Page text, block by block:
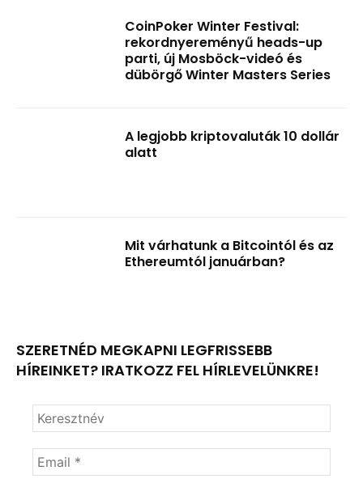
CoinPoker Winter Festival:
rekordnyereményű heads-up
parti, új Mosböck-videó és
dübörgő Winter Masters Series
A legjobb kriptovaluták 10 dollár
alatt
Mit várhatunk a Bitcointól és az
Ethereumtól januárban?
SZERETNÉD MEGKAPNI LEGFRISSEBB
HÍREINKET? IRATKOZZ FEL HÍRLEVELÜNKRE!